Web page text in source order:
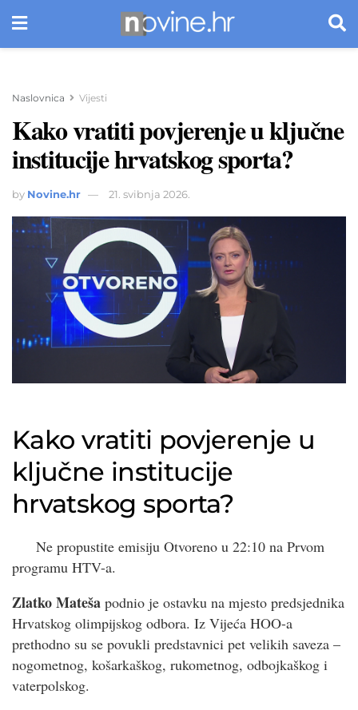
Naslovnica Vijesti
Kako vratiti povjerenje u ključne
institucije hrvatskog sporta?
by Novine.hr 21. svibnja 2026.
Kako vratiti povjerenje u
ključne institucije
hrvatskog sporta?
Ne propustite emisiju Otvoreno u 22:10 na Prvom
programu HTV-a.
Zlatko Mateša podnio je ostavku na mjesto predsjednika
Hrvatskog olimpijskog odbora. Iz Vijeća HOO-a
prethodno su se povukli predstavnici pet velikih saveza –
nogometnog, košarkaškog, rukometnog, odbojkaškog i
vaterpolskog.